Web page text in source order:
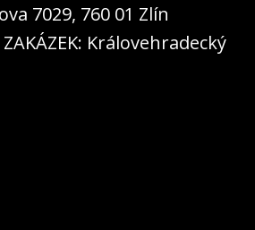
7029, 760 01 Zlín
ZAKÁZEK: Královehradecký